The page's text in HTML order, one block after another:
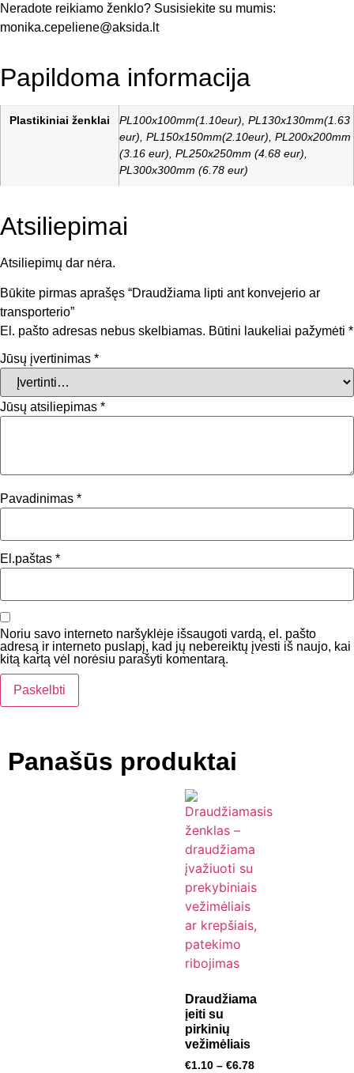
Neradote reikiamo ženklo? Susisiekite su mumis:
monika.cepeliene@aksida.lt
Papildoma informacija
Plastikiniai ženklai
PL100x100mm(1.10eur), PL130x130mm(1.63
eur), PL150x150mm(2.10eur), PL200x200mm
(3.16 eur), PL250x250mm (4.68 eur),
PL300x300mm (6.78 eur)
Atsiliepimai
Atsiliepimų dar nėra.
Būkite pirmas aprašęs “Draudžiama lipti ant konvejerio ar
transporterio”
El. pašto adresas nebus skelbiamas. Būtini laukeliai pažymėti *
Jūsų įvertinimas *
Jūsų atsiliepimas *
Pavadinimas *
El.paštas *
Noriu savo interneto naršyklėje išsaugoti vardą, el. pašto
adresą ir interneto puslapį, kad jų nebereiktų įvesti iš naujo, kai
kitą kartą vėl norėsiu parašyti komentarą.
Panašūs produktai
Draudžiama
įeiti su
pirkinių
vežimėliais
€1.10 – €6.78